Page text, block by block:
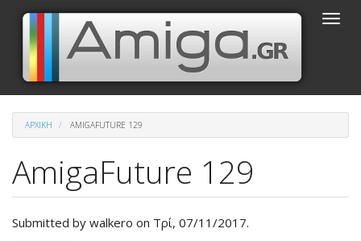
Παράκαμψη
κυρίως
περιεχόμενο
Toggle
ΑΡΧΙΚΉ AMIGAFUTURE 129
AmigaFuture 129
Submitted by walkero on Τρί, 07/11/2017.